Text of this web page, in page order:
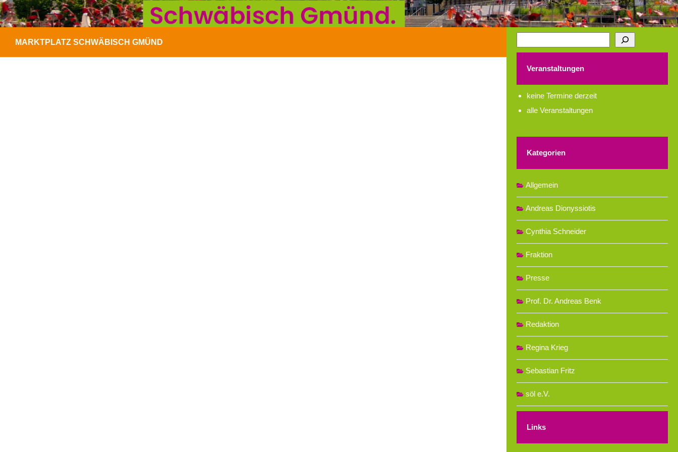
MARKTPLATZ SCHWÄBISCH GMÜND
Veranstaltungen
keine Termine derzeit
alle Veranstaltungen
Kategorien
Allgemein
Andreas Dionyssiotis
Cynthia Schneider
Fraktion
Presse
Prof. Dr. Andreas Benk
Redaktion
Regina Krieg
Sebastian Fritz
söl e.V.
Links